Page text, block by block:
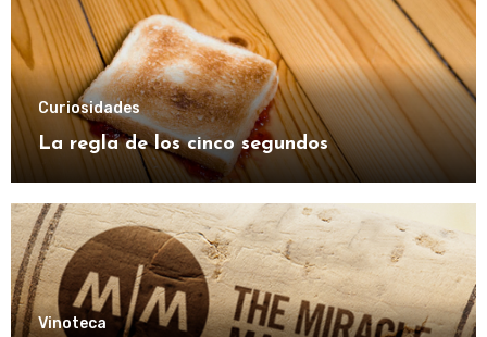
Curiosidades
La regla de los cinco segundos
Vinoteca